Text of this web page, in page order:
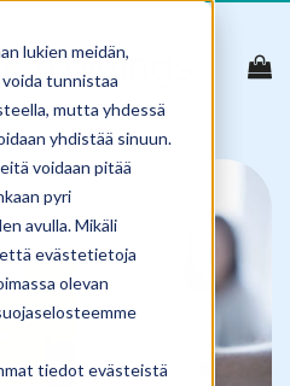
lukien meidän,
tunnistaa
mutta yhdessä
yhdistää sinuun.
voidaan pitää
pyri
avulla. Mikäli
että evästetietoja
olevan
tiedot evästeistä